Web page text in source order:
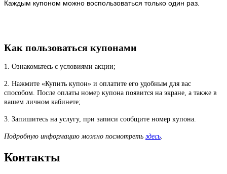
Каждым купоном можно воспользоваться только один раз.
Как пользоваться купонами
1. Ознакомьтесь с условиями акции;
2. Нажмите «Купить купон» и оплатите его удобным для вас
способом. После оплаты номер купона появится на экране, а также в
вашем личном кабинете;
3. Запишитесь на услугу, при записи сообщите номер купона.
Подробную информацию можно посмотреть здесь.
Контакты